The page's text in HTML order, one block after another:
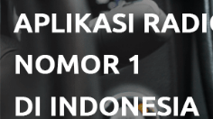
12 Jun 2020
4 - 4